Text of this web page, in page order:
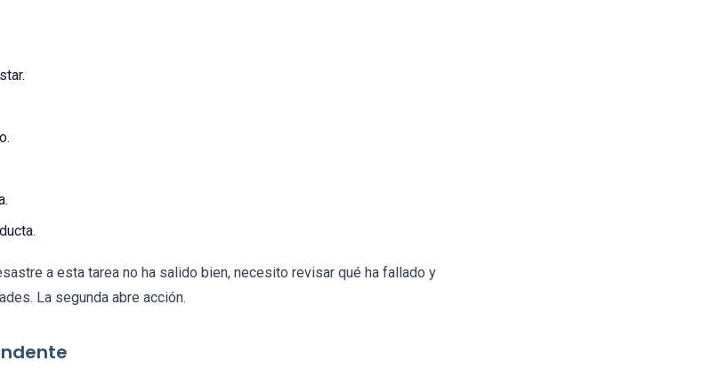
a esta tarea no ha salido bien, necesito revisar qué ha fallado y
La segunda abre acción.